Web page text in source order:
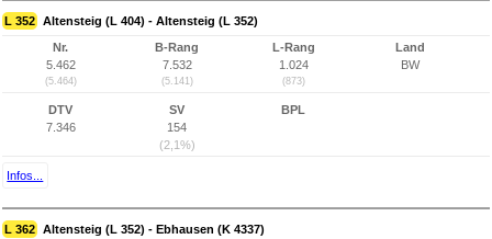
L 352 Altensteig (L 404) - Altensteig (L 352)
Nr.
5.462
(5.464)
B-Rang
7.532
(5.141)
L-Rang
1.024
(873)
Land
BW
DTV
7.346
SV
154
(2,1%)
BPL
Infos...
L 362 Altensteig (L 352) - Ebhausen (K 4337)